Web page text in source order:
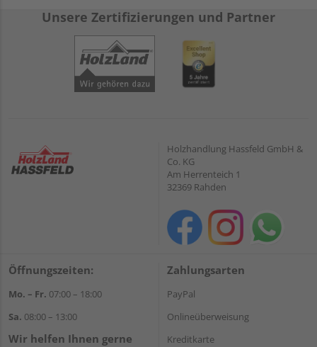
Unsere Zertifizierungen und Partner
Holzhandlung Hassfeld GmbH &
Co. KG
Am Herrenteich 1
32369 Rahden
Öffnungszeiten:
Mo. – Fr. 07:00 – 18:00
Sa. 08:00 – 13:00
Wir helfen Ihnen gerne
Zahlungsarten
PayPal
Onlineüberweisung
Kreditkarte